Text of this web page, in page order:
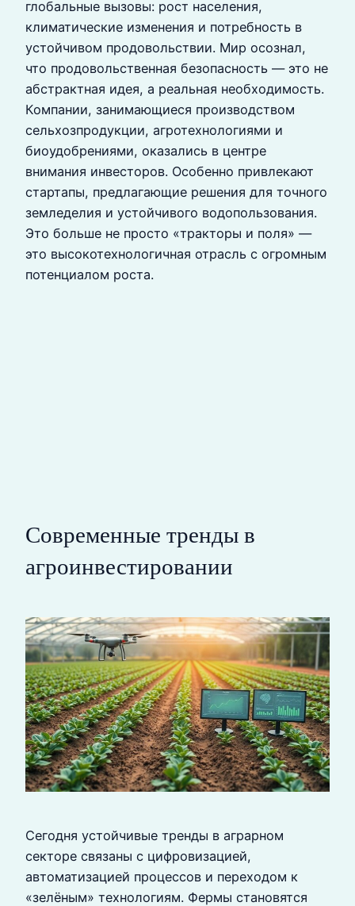
глобальные вызовы: рост населения,
климатические изменения и потребность в
устойчивом продовольствии. Мир осознал,
что продовольственная безопасность — это не
абстрактная идея, а реальная необходимость.
Компании, занимающиеся производством
сельхозпродукции, агротехнологиями и
биоудобрениями, оказались в центре
внимания инвесторов. Особенно привлекают
стартапы, предлагающие решения для точного
земледелия и устойчивого водопользования.
Это больше не просто «тракторы и поля» —
это высокотехнологичная отрасль с огромным
потенциалом роста.
Современные тренды в
агроинвестировании
Сегодня устойчивые тренды в аграрном
секторе связаны с цифровизацией,
автоматизацией процессов и переходом к
«зелёным» технологиям. Фермы становятся